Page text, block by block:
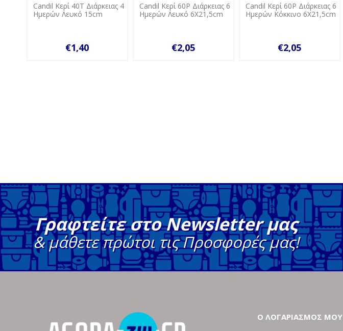
Candil Κερί 60P Διάρκειας 6
Ημερών Λευκό 6Χ21,5cm
€2,05
Candil Κερί 60Ρ Διάρκειας 6
Ημερών Κόκκινο 6Χ21,5cm
€2,05
Candil Κερί Διάρκειας 24
Ωρών Stelle 10b Κόκκινο
5,2χ6cm Σετ 4 Τεμαχίων
€1,80
Γραφτείτε στο Newsletter μας
& μάθετε πρώτοι τις Προσφορές μας!
Ο ΛΟΓΑΡΙΑΣΜΟΣ ΜΟΥ